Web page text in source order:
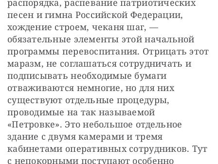
песен и гимна Российской Федерации,
хождение строем, чеканя шаг, — ​
обязательные элементы этой начальной
программы перевоспитания. Отрицать этот
маразм, не соглашаться сотрудничать и
подписывать необходимые бумаги
отваживаются немногие, но для них
существуют отдельные процедуры,
проводимые на так называемой
«Петровке». Это небольшое отдельное
здание с двумя камерами и тремя
кабинетами оперативных сотрудников. Тут
с непокорными поступают особенно